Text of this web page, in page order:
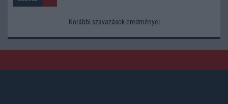
Korábbi szavazások eredményei